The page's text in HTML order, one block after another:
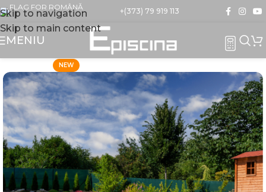
Skip to navigation
Skip to main content
+(373) 79 919 113
MENIU
NEW